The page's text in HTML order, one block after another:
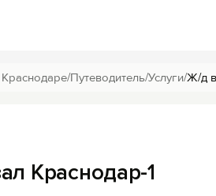
/Путеводитель/Услуги/Ж/д
Краснодар-1